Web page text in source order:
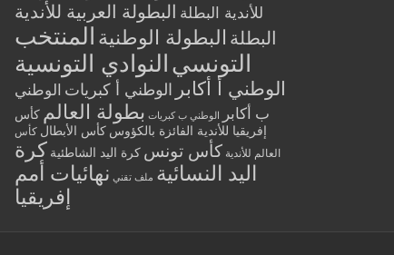
للأندية البطلة البطولة العربية للأندية
البطلة البطولة الوطنية المنتخب
التونسي النوادي التونسية
الوطني أ أكابر الوطني أ كبريات الوطني
ب أكابر
الوطني ب كبريات بطولة العالم كأس
إفريقيا للأندية الفائزة بالكؤوس كأس الأبطال كأس
العالم للأندية كأس تونس كرة اليد الشاطئية كرة
اليد النسائية ملف تقني نهائيات أمم
إفريقيا